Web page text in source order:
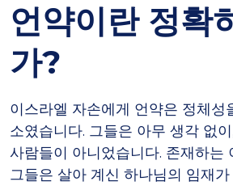
언약이란 정확
가?
이스라엘 자손에게 언약은 정체성
소였습니다. 그들은 아무 생각 없
사람들이 아니었습니다. 존재하는
그들은 살아 계신 하나님의 임재